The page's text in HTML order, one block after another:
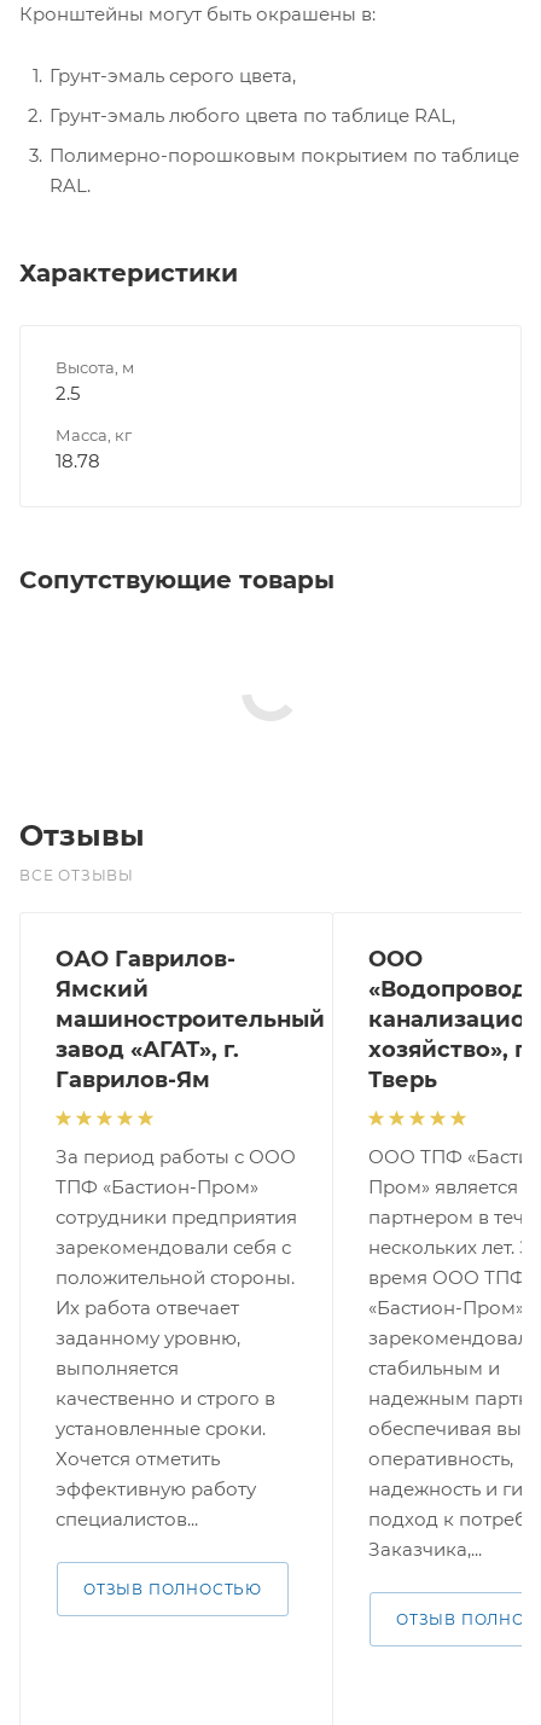
Кронштейны могут быть окрашены в:
Грунт-эмаль серого цвета,
Грунт-эмаль любого цвета по таблице RAL,
Полимерно-порошковым покрытием по таблице
RAL.
Характеристики
Высота, м
2.5
Масса, кг
18.78
Сопутствующие товары
Отзывы
ВСЕ ОТЗЫВЫ
ОАО Гаврилов-
Ямский
машиностроительный
завод «АГАТ», г.
Гаврилов-Ям
За период работы с ООО
ТПФ «Бастион-Пром»
сотрудники предприятия
зарекомендовали себя с
положительной стороны.
Их работа отвечает
заданному уровню,
выполняется
качественно и строго в
установленные сроки.
Хочется отметить
эффективную работу
специалистов...
ОТЗЫВ ПОЛНОСТЬЮ
ООО
хозяйство», г.
Тверь
ООО ТПФ
Пром» является
партнером в
нескольких лет.
время ООО ТПФ
«Бастион-Пром»
стабильным и
надежным
обеспечивая
оперативность,
надежность и
подход к
Заказчика,...
ОТЗЫВ